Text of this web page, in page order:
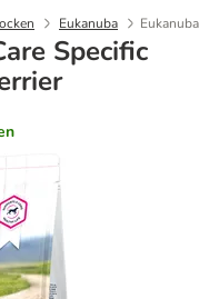
Eukanuba
Specific